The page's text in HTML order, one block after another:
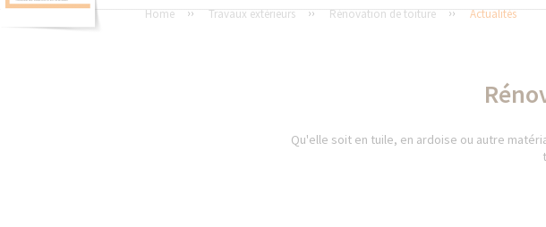
Home Travaux extérieurs Rénovation de toiture Actualités
Qu'elle soit en tuile, en ardoise ou autre